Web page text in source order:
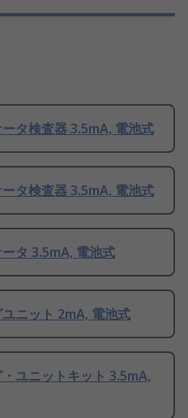
タ検査器 3.5mA, 電池式
タ検査器 3.5mA, 電池式
タ 3.5mA, 電池式
ニット 2mA, 電池式
ユニットキット 3.5mA,